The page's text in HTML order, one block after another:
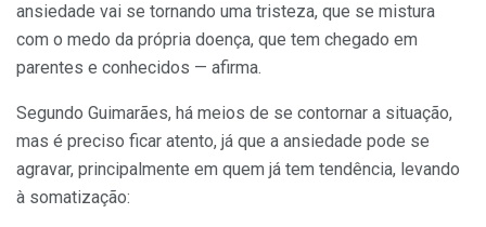
ansiedade vai se tornando uma tristeza, que se mistura
com o medo da própria doença, que tem chegado em
parentes e conhecidos — afirma.
Segundo Guimarães, há meios de se contornar a situação,
mas é preciso ficar atento, já que a ansiedade pode se
agravar, principalmente em quem já tem tendência, levando
à somatização: